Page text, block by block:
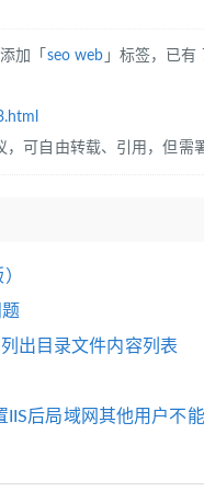
加「 seo web 」标签，已
，可自由转载、引用，但需
出目录文件内容列表
后局域网其他用户不能